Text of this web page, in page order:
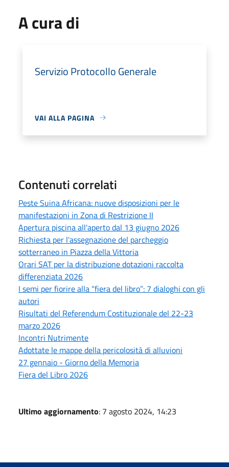
A cura di
Servizio Protocollo Generale
VAI ALLA PAGINA
Contenuti correlati
Peste Suina Africana: nuove disposizioni per le
manifestazioni in Zona di Restrizione II
Apertura piscina all'aperto dal 13 giugno 2026
Richiesta per l'assegnazione del parcheggio
sotterraneo in Piazza della Vittoria
Orari SAT per la distribuzione dotazioni raccolta
differenziata 2026
I semi per fiorire alla “fiera del libro”: 7 dialoghi con gli
autori
Risultati del Referendum Costituzionale del 22-23
marzo 2026
Incontri Nutrimente
Adottate le mappe della pericolosità di alluvioni
27 gennaio - Giorno della Memoria
Fiera del Libro 2026
Ultimo aggiornamento: 7 agosto 2024, 14:23